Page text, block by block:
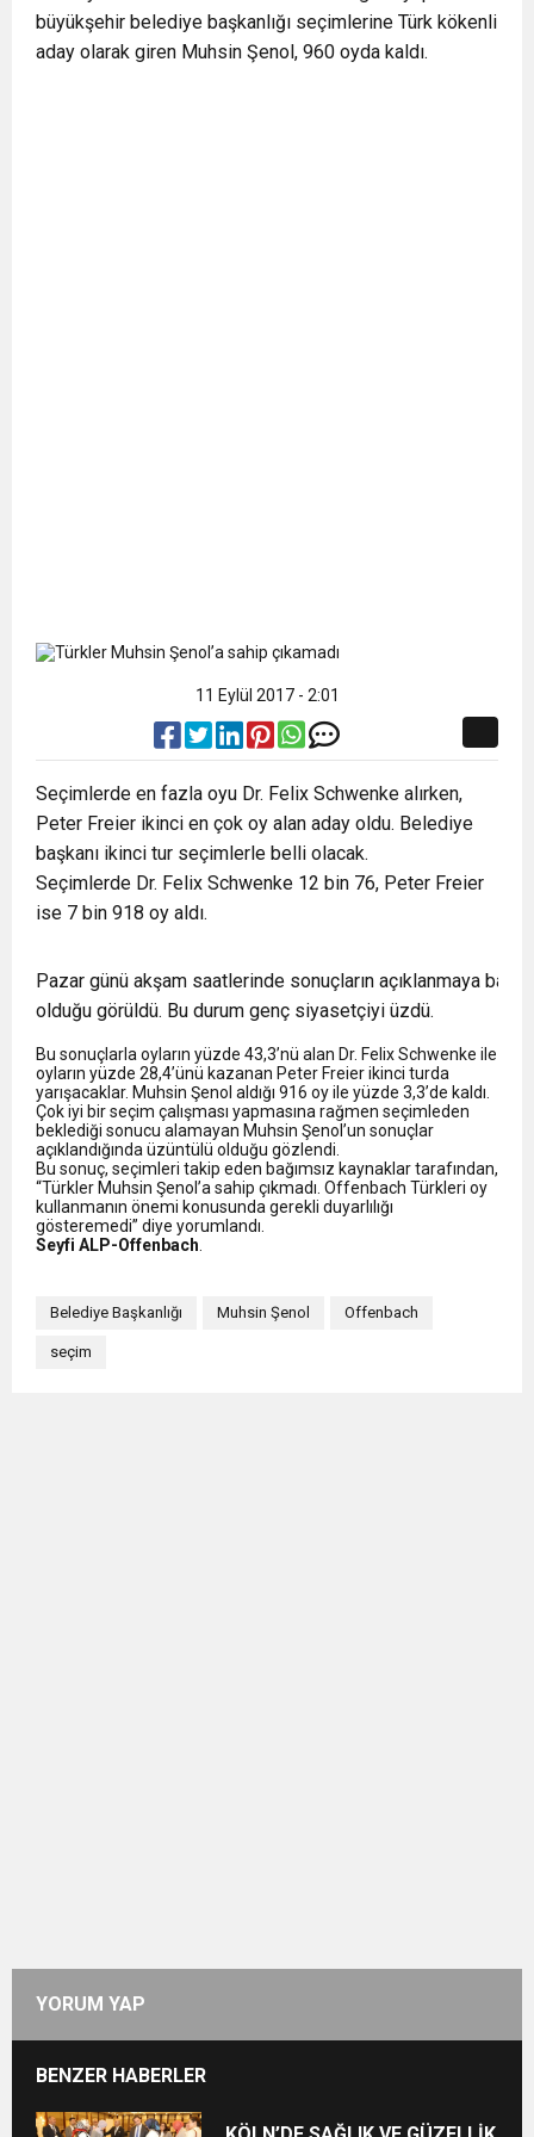
0:12 Nar suyunun antioksidan seviyesi yeşil çaydan
büyükşehir belediye başkanlığı seçimlerine Türk kökenli
aday olarak giren Muhsin Şenol, 960 oyda kaldı.
11 Eylül 2017 - 2:01
Seçimlerde en fazla oyu Dr. Felix Schwenke alırken,
Peter Freier ikinci en çok oy alan aday oldu. Belediye
başkanı ikinci tur seçimlerle belli olacak.
Seçimlerde Dr. Felix Schwenke 12 bin 76, Peter Freier
ise 7 bin 918 oy aldı.
Pazar günü akşam saatlerinde sonuçların açıklanmaya
olduğu görüldü. Bu durum genç siyasetçiyi üzdü.
Bu sonuçlarla oyların yüzde 43,3’nü alan Dr. Felix Schwenke ile
oyların yüzde 28,4’ünü kazanan Peter Freier ikinci turda
yarışacaklar. Muhsin Şenol aldığı 916 oy ile yüzde 3,3’de kaldı.
Çok iyi bir seçim çalışması yapmasına rağmen seçimleden
beklediği sonucu alamayan Muhsin Şenol’un sonuçlar
açıklandığında üzüntülü olduğu gözlendi.
Bu sonuç, seçimleri takip eden bağımsız kaynaklar tarafından,
“Türkler Muhsin Şenol’a sahip çıkmadı. Offenbach Türkleri oy
kullanmanın önemi konusunda gerekli duyarlılığı
gösteremedi” diye yorumlandı.
Seyfi ALP-Offenbach
Belediye Başkanlığı Muhsin Şenol Offenbach
seçim
YORUM YAP
BENZER HABERLER